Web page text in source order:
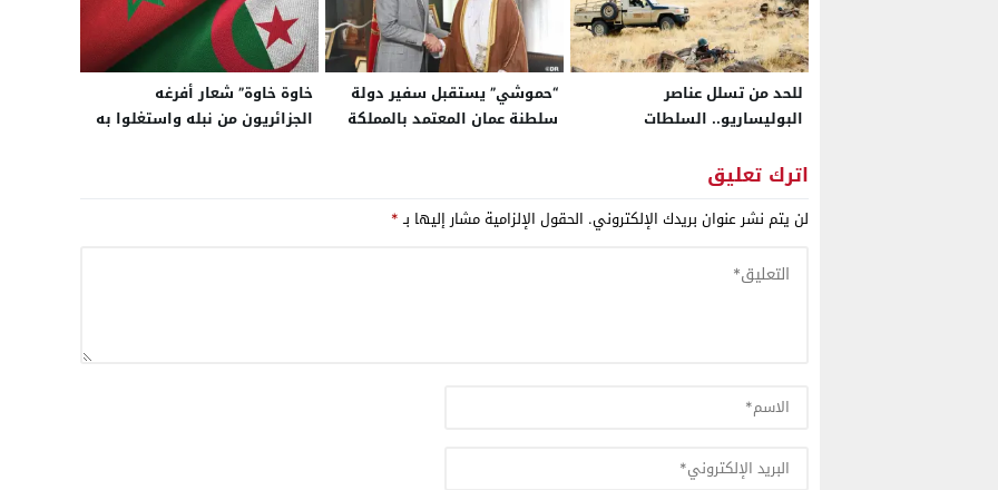
للحد من تسلل عناصر
البوليساريو.. السلطات
الذهب أسبوعا لإخلاء الحدود مع
الجزائر
“حموشي” يستقبل سفير دولة
سلطنة عمان المعتمد بالمملكة
خاوة خاوة” شعار أفرغه
الجزائريون من نبله واستغلوا به
اترك تعليق
لن يتم نشر عنوان بريدك الإلكتروني. الحقول الإلزامية مشار إليها بـ*